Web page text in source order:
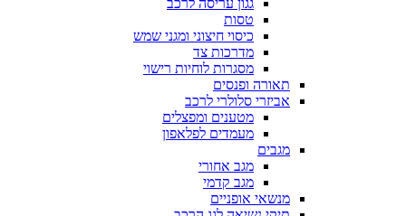
גגון עריסה לרכב
טסות
כיסוי חיצוני ומגני שמש
מדרכות צד
מסגרות לוחיות רישוי
תאורה ופנסים
אביזרי סלולרי לרכב
מטענים ומפצלים
מעמדים לפלאפון
מגבים
מגב אחורי
מגב קדמי
מנשאי אופניים